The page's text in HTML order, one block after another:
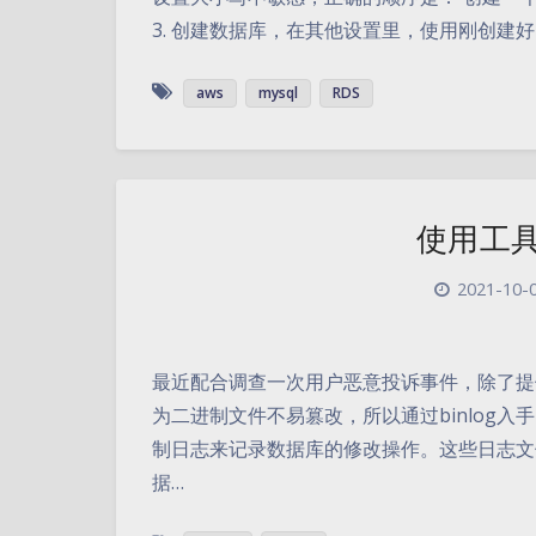
3. 创建数据库，在其他设置里，使用刚创建
aws mysql RDS
使用工
2021-10-
最近配合调查一次用户恶意投诉事件，除了
为二进制文件不易篡改，所以通过binlog入
制日志来记录数据库的修改操作。这些日志
据…